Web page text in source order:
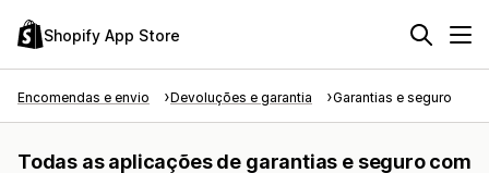
Shopify App Store
Encomendas e envio Devoluções e garantia Garantias e seguro
Todas as aplicações de garantias e seguro com